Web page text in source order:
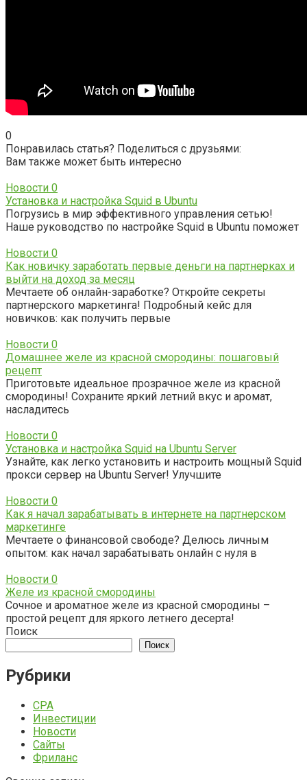
0
Понравилась статья? Поделиться с друзьями:
Вам также может быть интересно
Новости 0
Установка и настройка Squid в Ubuntu
Погрузись в мир эффективного управления сетью!
Наше руководство по настройке Squid в Ubuntu поможет
Новости 0
Как новичку заработать первые деньги на партнерках и
выйти на доход за месяц
Мечтаете об онлайн-заработке? Откройте секреты
партнерского маркетинга! Подробный кейс для
новичков: как получить первые
Новости 0
Домашнее желе из красной смородины: пошаговый
рецепт
Приготовьте идеальное прозрачное желе из красной
смородины! Сохраните яркий летний вкус и аромат,
насладитесь
Новости 0
Установка и настройка Squid на Ubuntu Server
Узнайте, как легко установить и настроить мощный Squid
прокси сервер на Ubuntu Server! Улучшите
Новости 0
Как я начал зарабатывать в интернете на партнерском
маркетинге
Мечтаете о финансовой свободе? Делюсь личным
опытом: как начал зарабатывать онлайн с нуля в
Новости 0
Желе из красной смородины
Сочное и ароматное желе из красной смородины –
простой рецепт для яркого летнего десерта!
Поиск
Поиск
Рубрики
CPA
Инвестиции
Новости
Сайты
Фриланс